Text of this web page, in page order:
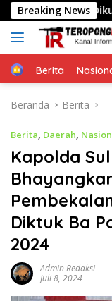
Langsung
ke
konten
Breaking News
Dikukuhkan
HomeBerita
Beranda Berita
Berita, Daerah,
Kapolda
Diktuk Ba
2024
Admin Redaksi
Juli 8, 2024